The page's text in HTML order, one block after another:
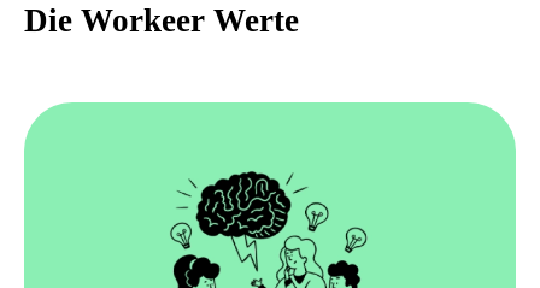
Die Workeer Werte